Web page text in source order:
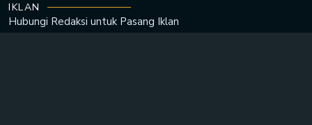
IKLAN
Hubungi Redaksi untuk Pasang Iklan